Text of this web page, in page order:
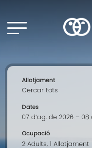
Allotjament
Dates
Ocupació